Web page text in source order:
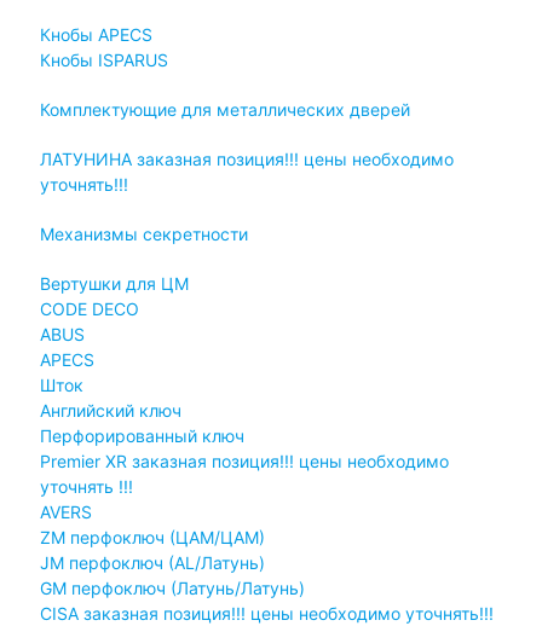
Кнобы APECS
Кнобы ISPARUS
Комплектующие для металлических дверей
ЛАТУНИНА заказная позиция!!! цены необходимо
уточнять!!!
Механизмы секретности
Вертушки для ЦМ
CODE DECO
ABUS
APECS
Шток
Английский ключ
Перфорированный ключ
Premier XR заказная позиция!!! цены необходимо
уточнять !!!
AVERS
ZM перфоключ (ЦАМ/ЦАМ)
JМ перфоключ (АL/Латунь)
GM перфоключ (Латунь/Латунь)
CISA заказная позиция!!! цены необходимо уточнять!!!